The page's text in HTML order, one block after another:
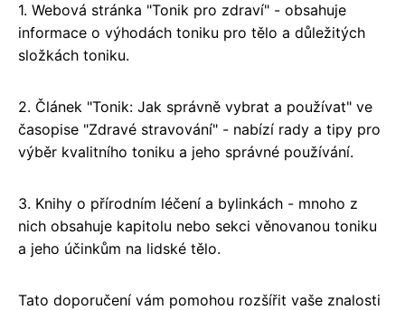
1. Webová stránka "Tonik pro zdraví" - obsahuje
informace o výhodách toniku pro tělo a důležitých
složkách toniku.
2. Článek "Tonik: Jak správně vybrat a používat" ve
časopise "Zdravé stravování" - nabízí rady a tipy pro
výběr kvalitního toniku a jeho správné používání.
3. Knihy o přírodním léčení a bylinkách - mnoho z
nich obsahuje kapitolu nebo sekci věnovanou toniku
a jeho účinkům na lidské tělo.
Tato doporučení vám pomohou rozšířit vaše znalosti